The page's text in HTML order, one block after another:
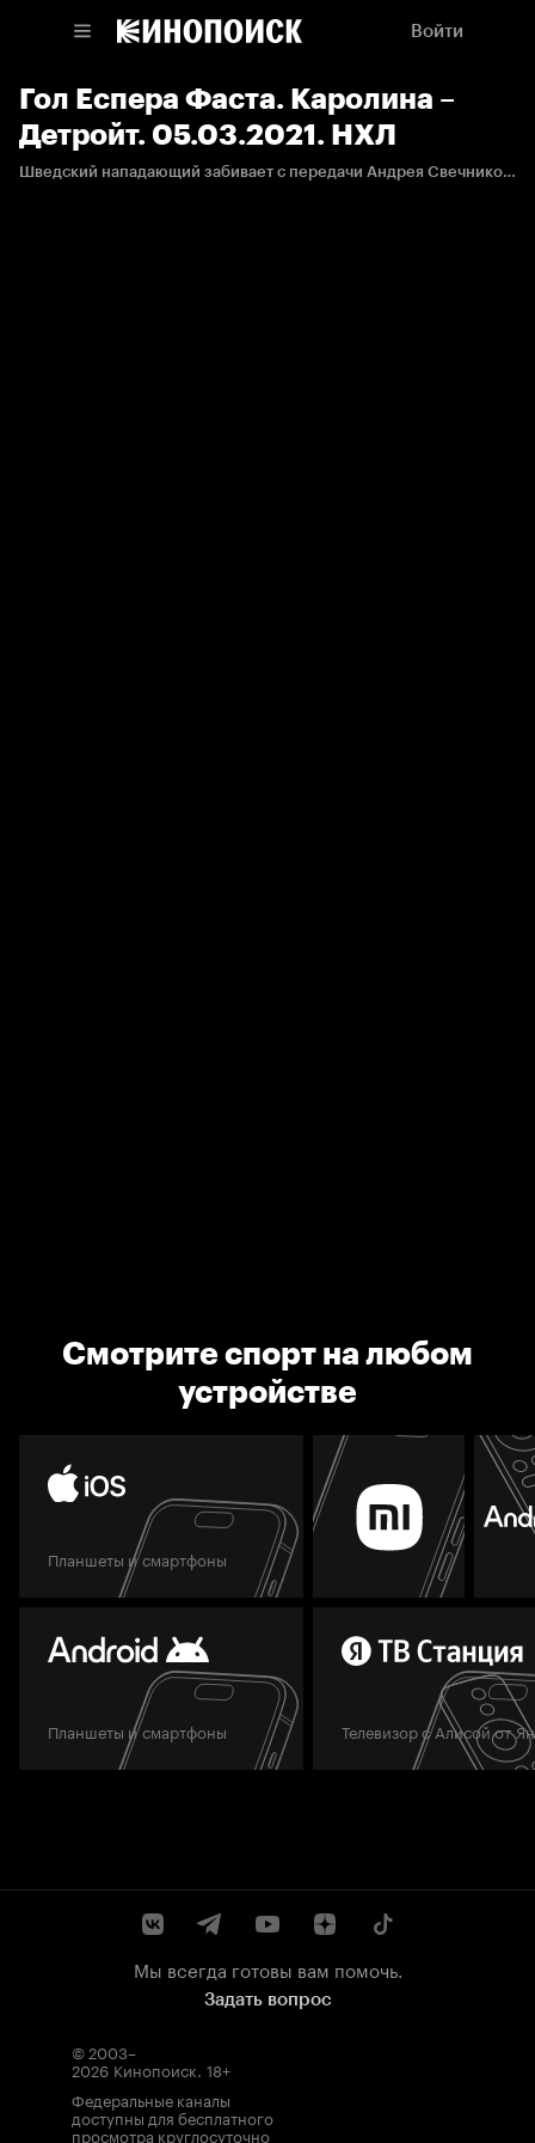
Войти
Гол Еспера Фаста. Каролина –
Детройт. 05.03.2021. НХЛ
Шведский нападающий забивает с передачи Андрея Свечникова.
Смотрите спорт на любом
устройстве
Планшеты и смартфоны
Планшеты и смартфоны Телевизор с Алисой от
Мы всегда готовы вам помочь.
Задать вопрос
© 2003–
2026 Кинопоиск. 18+
Федеральные каналы
доступны для бесплатного
просмотра круглосуточно